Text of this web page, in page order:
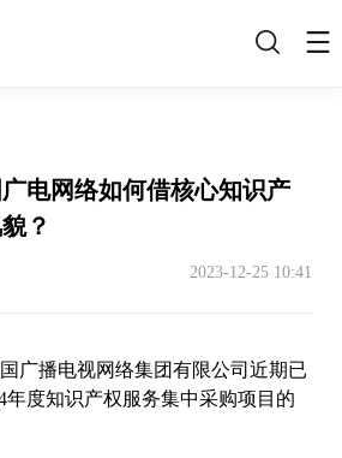
搜
电网络如何借核心知识产
？
2023-12-25 10:41
广播电视网络集团有限公司近期已
年度知识产权服务集中采购项目的